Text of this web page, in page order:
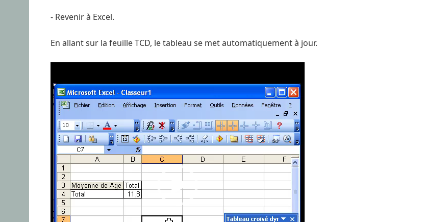
- Revenir à Excel.
En allant sur la feuille TCD, le tableau se met automatiquement à jour.